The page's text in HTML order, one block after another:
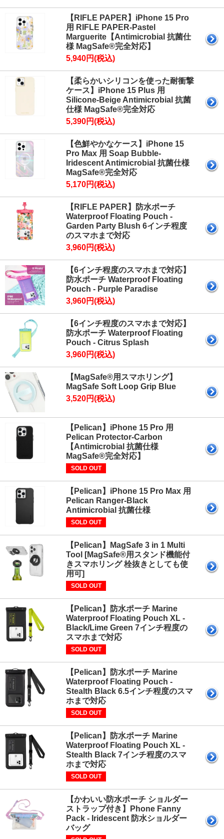
【RIFLE PAPER】iPhone 15 Pro
用 RIFLE PAPER-Pastel
Marguerite【Antimicrobial 抗菌仕
様 MagSafe®完全対応】
5,940円(税込)
【柔らかいシリコンを使った耐衝撃
ケース】iPhone 15 Plus 用
Silicone-Beige Antimicrobial 抗菌
仕様 MagSafe®完全対応
5,390円(税込)
【色鮮やかなケース】iPhone 15
Pro Max 用 Soap Bubble-
Iridescent Antimicrobial 抗菌仕様
MagSafe®完全対応
5,170円(税込)
【RIFLE PAPER】防水ポーチ
Waterproof Floating Pouch -
Garden Party Blush 6インチ程度
のスマホまで対応
3,960円(税込)
【6インチ程度のスマホまで対応】
防水ポーチ Waterproof Floating
Pouch - Purple Paradise
3,960円(税込)
【6インチ程度のスマホまで対応】
防水ポーチ Waterproof Floating
Pouch - Citrus Splash
3,960円(税込)
【MagSafe®用スマホリング】
MagSafe Soft Loop Grip Blue
3,520円(税込)
【Pelican】iPhone 15 Pro 用
Pelican Protector-Carbon
【Antimicrobial 抗菌仕様
MagSafe®完全対応】
SOLD OUT
【Pelican】iPhone 15 Pro Max 用
Pelican Ranger-Black
Antimicrobial 抗菌仕様
SOLD OUT
【Pelican】MagSafe 3 in 1 Multi
Tool [MagSafe®用スタンド機能付
きスマホリング 栓抜きとしても使
用可]
SOLD OUT
【Pelican】防水ポーチ Marine
Waterproof Floating Pouch XL -
Black/Lime Green 7インチ程度の
スマホまで対応
SOLD OUT
【Pelican】防水ポーチ Marine
Waterproof Floating Pouch -
Stealth Black 6.5インチ程度のスマ
ホまで対応
SOLD OUT
【Pelican】防水ポーチ Marine
Waterproof Floating Pouch XL -
Stealth Black 7インチ程度のスマ
ホまで対応
SOLD OUT
【かわいい防水ポーチ ショルダー
ストラップ付き】Phone Fanny
Pack - Iridescent 防水ショルダー
バッグ